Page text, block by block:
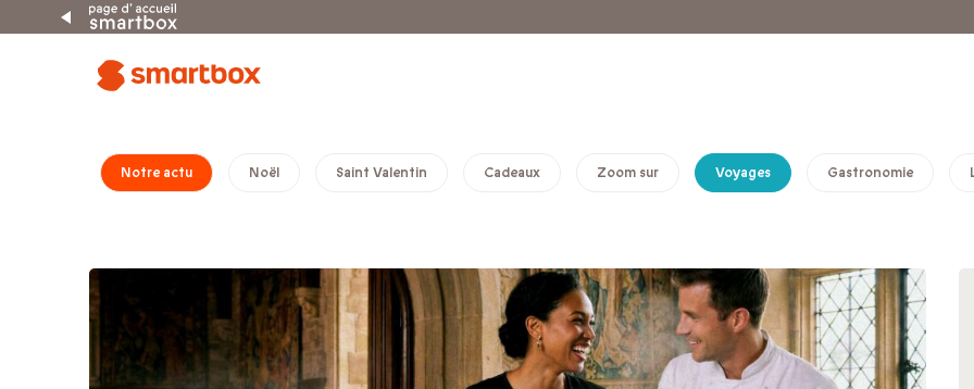
Notre actu Noël Saint Valentin Cadeaux Zoom sur Voyages Gastronomie